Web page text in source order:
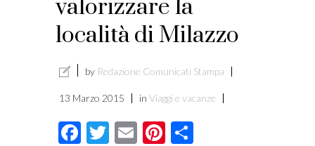
valorizzare la
località di Milazzo
by Redazione Comunicati Stampa
13 Marzo 2015 in Viaggi e vacanze
Facebook
Twitter
EmailPinterest